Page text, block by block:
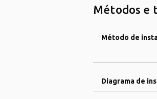
Métodos e
Método de
Diagrama de